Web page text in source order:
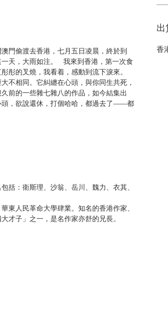
門偷渡去香港，七月五日凌晨，終於到
天，大雨如注。 我來到香港，第一次食
彤的叉燒，我看着，感動到流下淚來。
不相同。它糾纏在心頭，與你同生共死，
前的一些雜七雜八的作品，如今結集出
頭，欲說還休，打個哈哈，都過去了——都
括：衛斯理、沙翁、岳川、魏力、衣其、
東人民革命大學肆業。知名的香港作家、
大才子」之一，是名作家亦舒的兄長。
出
香